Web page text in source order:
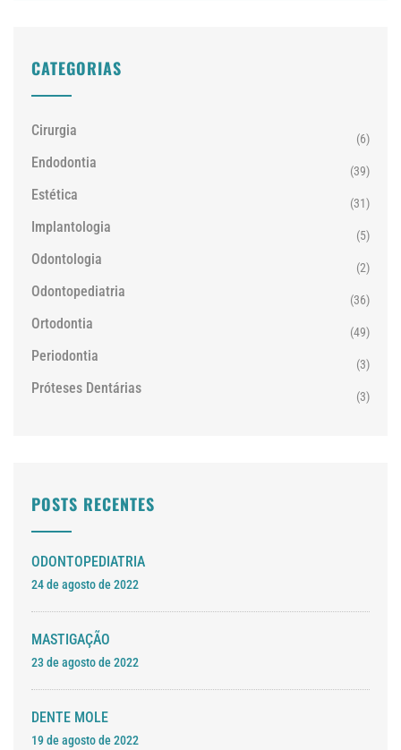
CATEGORIAS
Cirurgia (6)
Endodontia (39)
Estética (31)
Implantologia (5)
Odontologia (2)
Odontopediatria (36)
Ortodontia (49)
Periodontia (3)
Próteses Dentárias (3)
POSTS RECENTES
ODONTOPEDIATRIA
24 de agosto de 2022
MASTIGAÇÃO
23 de agosto de 2022
DENTE MOLE
19 de agosto de 2022